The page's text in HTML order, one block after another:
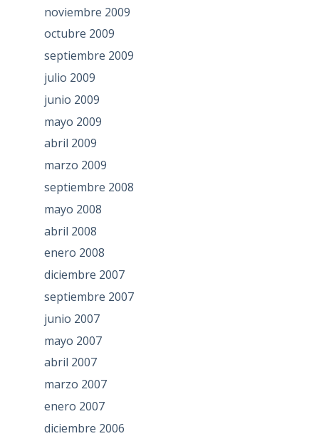
noviembre 2009
octubre 2009
septiembre 2009
julio 2009
junio 2009
mayo 2009
abril 2009
marzo 2009
septiembre 2008
mayo 2008
abril 2008
enero 2008
diciembre 2007
septiembre 2007
junio 2007
mayo 2007
abril 2007
marzo 2007
enero 2007
diciembre 2006